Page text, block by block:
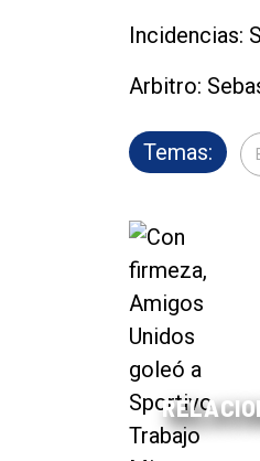
Incidencias:
Arbitro:
Temas: